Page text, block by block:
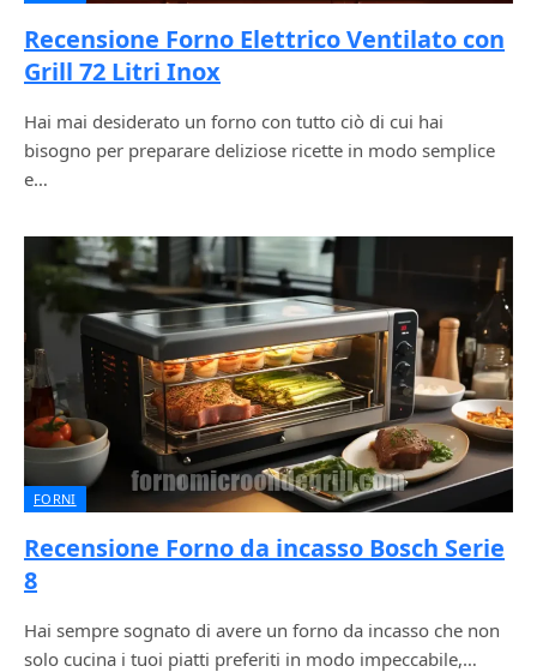
Recensione Forno Elettrico Ventilato con
Grill 72 Litri Inox
Hai mai desiderato un forno con tutto ciò di cui hai
bisogno per preparare deliziose ricette in modo semplice
e…
FORNI
Recensione Forno da incasso Bosch Serie
8
Hai sempre sognato di avere un forno da incasso che non
solo cucina i tuoi piatti preferiti in modo impeccabile,…